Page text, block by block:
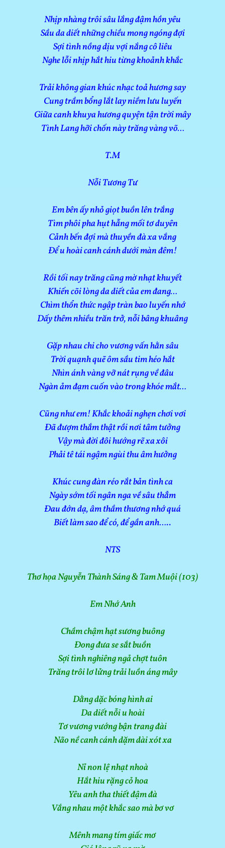
Nhịp nhàng trôi sâu lắng đậm hồn yêu
Sầu da diết những chiều mong ngóng đợi
Sợi tình nồng dịu vợi nắng cô liêu
Nghe lỗi nhịp hắt hiu từng khoảnh khắc
Trải không gian khúc nhạc toả hương say
Cung trầm bổng lắt lay niềm lưu luyến
Giữa canh khuya hương quyện tận trời mây
Tình Lang hỡi chốn này trăng vàng võ…
T.M
Nỗi Tương Tư
Em bên ấy nhỏ giọt buồn lên trắng
Tìm phôi pha hụt hẫng mối tơ duyên
Cảnh bến đợi mà thuyền đà xa vắng
Để u hoài canh cánh dưới màn đêm!
Rồi tối nay trăng cũng mờ nhạt khuyết
Khiến cõi lòng da diết của em đang…
Chìm thổn thức ngập tràn bao luyến nhớ
Dấy thêm nhiều trăn trở, nỗi bâng khuâng
Gặp nhau chi cho vương vấn hằn sâu
Trời quạnh quẽ ôm sầu tim héo hắt
Nhìn ánh vàng vỡ nát rụng về đâu
Ngàn ảm đạm cuốn vào trong khóe mắt…
Cũng như em! Khắc khoải nghẹn chơi vơi
Đã đượm thắm thật rồi nơi tâm tưởng
Vậy mà đời đôi hướng rẽ xa xôi
Phải tê tái ngậm ngùi thu âm hưởng
Khúc cung đàn réo rắt bản tình ca
Ngày sớm tối ngân nga về sâu thẳm
Đau đớn dạ, âm thầm thương nhớ quá
Biết làm sao để có, để gần anh…..
NTS
Thơ họa Nguyễn Thành Sáng & Tam Muội (103)
Em Nhớ Anh
Chầm chậm hạt sương buông
Đong đưa se sắt buồn
Sợi tình nghiêng ngả chợt tuôn
Trăng trôi lơ lửng trải luồn áng mây
Dằng dặc bóng hình ai
Da diết nỗi u hoài
Tơ vương vướng bận trang đài
Não nề canh cánh dặm dài xót xa
Nỉ non lệ nhạt nhoà
Hắt hiu rặng cỏ hoa
Yêu anh tha thiết đậm đà
Vắng nhau một khắc sao mà bơ vơ
Mênh mang tím giấc mơ